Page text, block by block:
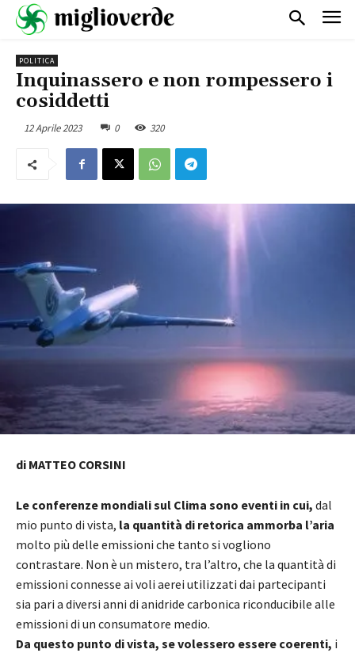
POLITICA
Inquinassero e non rompessero i
cosiddetti
12 Aprile 2023 0 320
di MATTEO CORSINI
Le conferenze mondiali sul Clima sono eventi in cui, dal
mio punto di vista, la quantità di retorica ammorba l’aria
molto più delle emissioni che tanto si vogliono
contrastare. Non è un mistero, tra l’altro, che la quantità di
emissioni connesse ai voli aerei utilizzati dai partecipanti
sia pari a diversi anni di anidride carbonica riconducibile alle
emissioni di un consumatore medio.
Da questo punto di vista, se volessero essere coerenti, i